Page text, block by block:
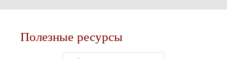
Полезные ресурсы